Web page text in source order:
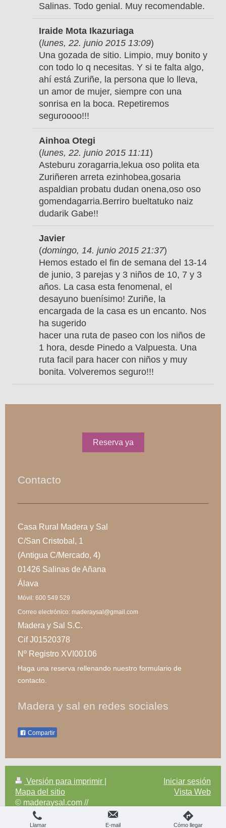
Salinas. Todo genial. Muy recomendable.
Iraide Mota Ikazuriaga
(lunes, 22. junio 2015 13:09)
Una gozada de sitio. Limpio, muy bonito y
con todo lo q necesitas. Y si te falta algo,
ahí está Zuriñe, la persona que lo lleva,
un amor de mujer, siempre con una
sonrisa en la boca. Repetiremos
seguroooo!!!
Ainhoa Otegi
(lunes, 22. junio 2015 11:11)
Asteburu zoragarria,lekua oso polita eta
Zuriñeren arreta ezinhobea,gosaria
aspaldian probatu dudan onena,oso oso
gomendagarria.Berriro bueltatuko naiz
dudarik Gabe!!
Javier
(domingo, 14. junio 2015 21:37)
Hemos estado el fin de semana del 13-14
de junio, 3 parejas y 3 niños de 10, 7 y 3
años. La casa esta fenomenal, el
desayuno buenísimo! Zuriñe, la
encargada de la casa es un encanto. Nos
ha sugerido
hacer una ruta de paseo con los niños de
1 hora, desde Pinedo a Valpuesta. Una
ruta facil para hacer con niños y muy
bonita. Volveremos seguro!!!
Reserva ya
Contacto
Casa Rural Madera y Sal
C/San Cristobal, 1
(Antigua C/Mercado, 4)
01426 Salinas de Añana
Álava
Móvil: 600 549 529
Correo electrónico: maderaysal@gmail.com
Madera y Sal S.C.
Cif J01520378
Nº Registro XVI00106
Haga una reserva rellenando nuestro formulario de
contacto.
Madera y sal en redes sociales
Compartir
Versión para imprimir
Mapa del sitio
© maderaysal.com //
Iniciar sesión
Vista Web
Llamar E-mail Cómo llegar